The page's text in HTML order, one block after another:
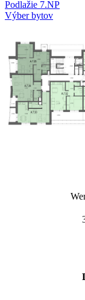
Podlažie 7.NP
Výber bytov